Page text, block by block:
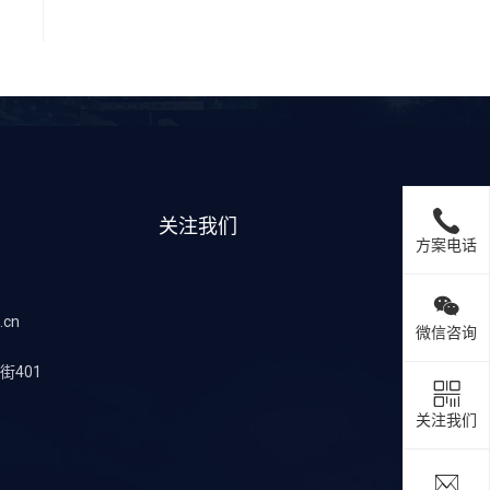
方案电话
微信咨询
关注我们
401
关注我们